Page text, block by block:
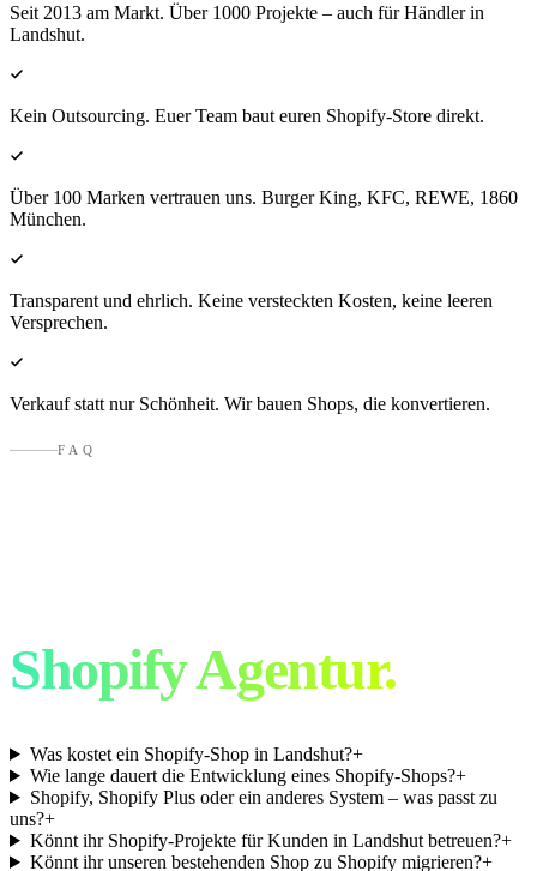
Seit 2013 am Markt. Über 1000 Projekte – auch für Händler in
Landshut.
Kein Outsourcing. Euer Team baut euren Shopify-Store direkt.
Über 100 Marken vertrauen uns. Burger King, KFC, REWE, 1860
München.
Transparent und ehrlich. Keine versteckten Kosten, keine leeren
Versprechen.
Verkauf statt nur Schönheit. Wir bauen Shops, die konvertieren.
FAQ
Shopify Agentur.
Was kostet ein Shopify-Shop in Landshut?+
Wie lange dauert die Entwicklung eines Shopify-Shops?+
Shopify, Shopify Plus oder ein anderes System – was passt zu
uns?+
Könnt ihr Shopify-Projekte für Kunden in Landshut betreuen?+
Könnt ihr unseren bestehenden Shop zu Shopify migrieren?+